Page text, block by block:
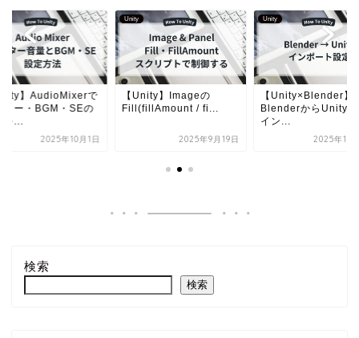
】AudioMixerで
ター・BGM・SEの
を...
2025年10月1日
Unity
【Unity】Imageの
Fill(fillAmount / fi...
2025年9月19日
Unity
【Unity×Blender】
BlenderからUnityへ
イン...
2025年10
検索
検索